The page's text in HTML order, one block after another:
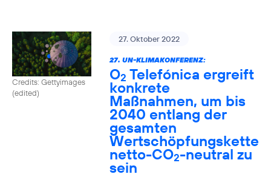
Credits: Gettyimages
(edited)
27. Oktober 2022
27. UN-KLIMAKONFERENZ:
O2 Telefónica ergreift
konkrete
Maßnahmen, um bis
2040 entlang der
gesamten
Wertschöpfungskette
netto-CO2-neutral zu
sein